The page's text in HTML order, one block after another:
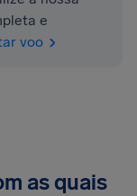
e
voo
as quais